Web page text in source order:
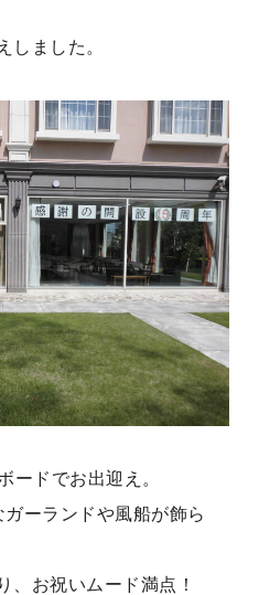
しました。
ードでお出迎え。
ーランドや風船が飾ら
、お祝いムード満点！